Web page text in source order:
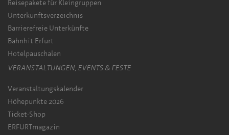
Reisepakete für Kleingruppen
Unterkunftsverzeichnis
Barrierefreie Unterkünfte
Bahnhit Erfurt
Hotelpauschalen
VERANSTALTUNGEN, EVENTS & FESTE
Veranstaltungskalender
Höhepunkte 2026
Ticket-Shop
ERFURTmagazin